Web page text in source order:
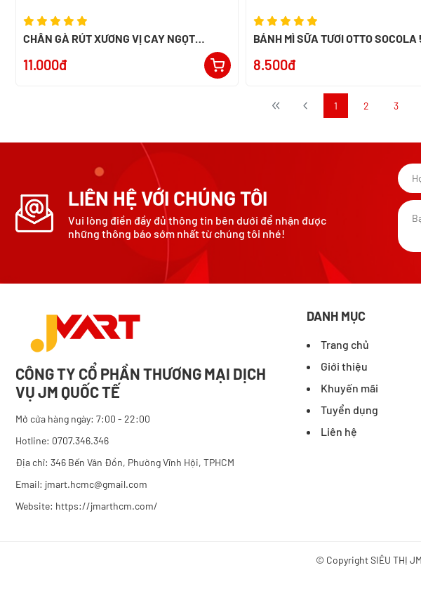
CHÂN GÀ RÚT XƯƠNG VỊ CAY NGỌT
11.000đ
BÁNH MÌ SỮA TƯƠI OTTO SOCOLA
8.500đ
1 2 3
LIÊN HỆ VỚI CHÚNG TÔI
Vui lòng điền đầy đủ thông tin bên dưới để nhận được
những thông báo sớm nhất từ chúng tôi nhé!
CÔNG TY CỔ PHẦN THƯƠNG MẠI DỊCH
VỤ JM QUỐC TẾ
Mở cửa hàng ngày: 7:00 - 22:00
Hotline: 0707.346.346
Địa chỉ: 346 Bến Vân Đồn, Phường Vĩnh Hội, TPHCM
Email: jmart.hcmc@gmail.com
Website: https://jmarthcm.com/
DANH MỤC
Trang chủ
Giới thiệu
Khuyến mãi
Tuyển dụng
Liên hệ
© CopyrightSIÊU THỊ